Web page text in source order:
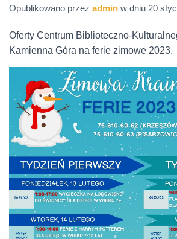
Opublikowano przez admin w dniu 20
Oferty Centrum Biblioteczno-
Kamienna Góra na ferie zimowe 2023.